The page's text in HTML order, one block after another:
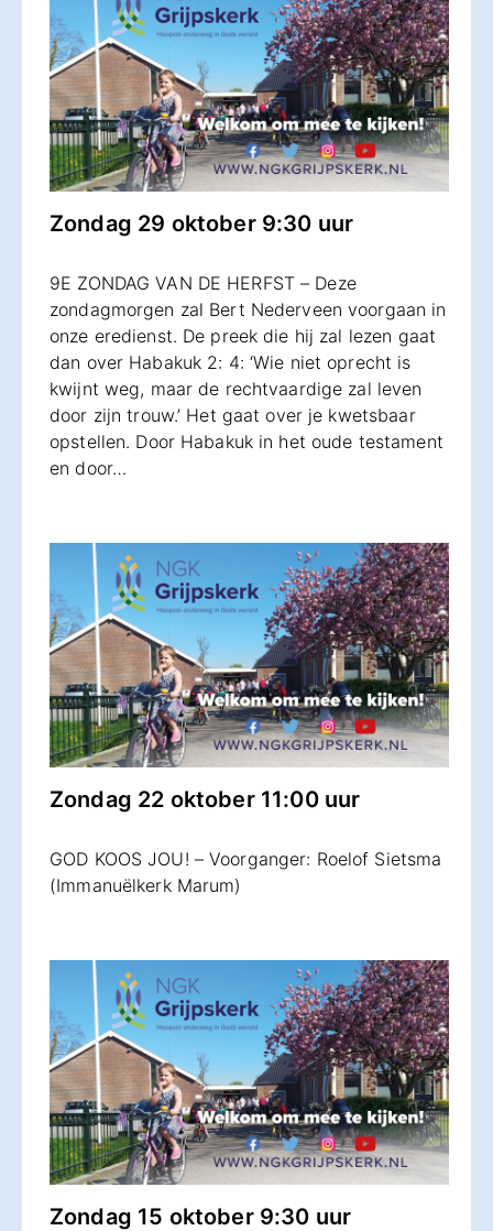
Zondag 29 oktober 9:30 uur
9E ZONDAG VAN DE HERFST – Deze
zondagmorgen zal Bert Nederveen voorgaan in
onze eredienst. De preek die hij zal lezen gaat
dan over Habakuk 2: 4: ‘Wie niet oprecht is
kwijnt weg, maar de rechtvaardige zal leven
door zijn trouw.’ Het gaat over je kwetsbaar
opstellen. Door Habakuk in het oude testament
en door…
Zondag 22 oktober 11:00 uur
GOD KOOS JOU! – Voorganger: Roelof Sietsma
(Immanuëlkerk Marum)
Zondag 15 oktober 9:30 uur